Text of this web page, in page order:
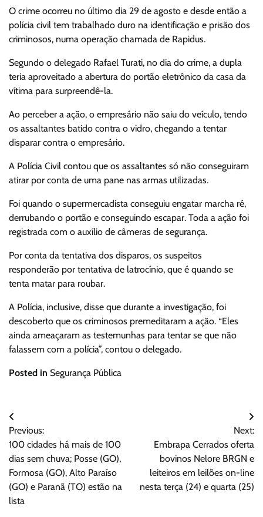
O crime ocorreu no último dia 29 de agosto e desde então a
polícia civil tem trabalhado duro na identificação e prisão dos
criminosos, numa operação chamada de Rapidus.
Segundo o delegado Rafael Turati, no dia do crime, a dupla
teria aproveitado a abertura do portão eletrônico da casa da
vítima para surpreendê-la.
Ao perceber a ação, o empresário não saiu do veículo, tendo
os assaltantes batido contra o vidro, chegando a tentar
disparar contra o empresário.
A Polícia Civil contou que os assaltantes só não conseguiram
atirar por conta de uma pane nas armas utilizadas.
Foi quando o supermercadista conseguiu engatar marcha ré,
derrubando o portão e conseguindo escapar. Toda a ação foi
registrada com o auxílio de câmeras de segurança.
Por conta da tentativa dos disparos, os suspeitos
responderão por tentativa de latrocínio, que é quando se
tenta matar para roubar.
A Polícia, inclusive, disse que durante a investigação, foi
descoberto que os criminosos premeditaram a ação. “Eles
ainda ameaçaram as testemunhas para tentar se que não
falassem com a polícia”, contou o delegado.
Posted in Segurança Pública
Navegação
de
Post
Previous:
100 cidades há mais de 100
dias sem chuva; Posse (GO),
Formosa (GO), Alto Paraíso
(GO) e Paranã (TO) estão na
lista
Next:
Embrapa Cerrados oferta
bovinos Nelore BRGN e
leiteiros em leilões on-line
nesta terça (24) e quarta (25)